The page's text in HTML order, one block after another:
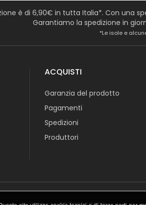
è di 6,90€ in tutta Italia*. Con una
Garantiamo la spedizione in
*Le isole e
ACQUISTI
Garanzia del prodotto
Pagamenti
Spedizioni
Produttori